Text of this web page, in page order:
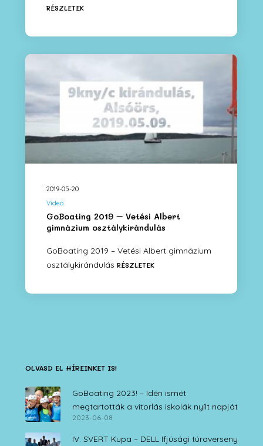
RÉSZLETEK
2019-05-20
Videó
GoBoating 2019 – Vetési Albert
gimnázium osztálykirándulás
GoBoating 2019 – Vetési Albert gimnázium
osztálykirándulás RÉSZLETEK
OLVASD EL HÍREINKET IS!
GoBoating 2023! – Idén ismét
megtartották a vitorlás iskolák nyílt napját
2023-06-08
IV. SVERT Kupa – DELL Ifjúsági túraverseny